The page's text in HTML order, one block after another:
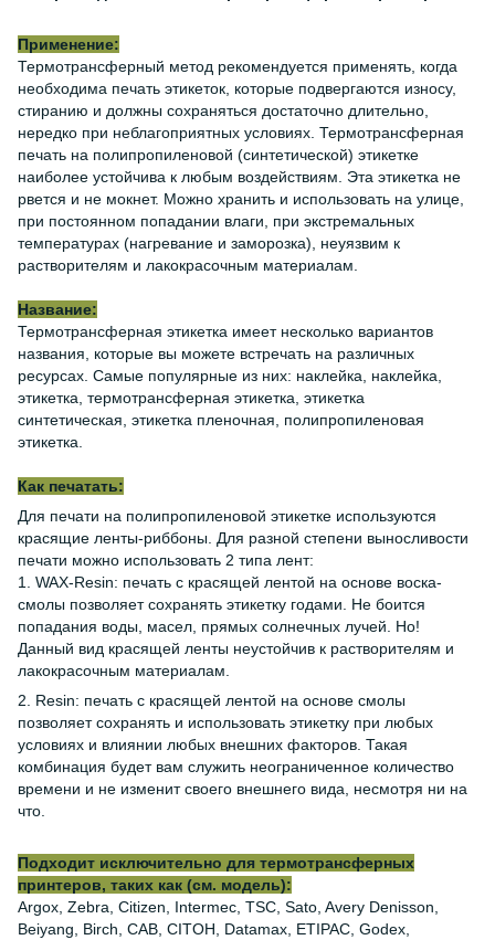
Применение:
Термотрансферный метод рекомендуется применять, когда
необходима печать этикеток, которые подвергаются износу,
стиранию и должны сохраняться достаточно длительно,
нередко при неблагоприятных условиях. Термотрансферная
печать на полипропиленовой (синтетической) этикетке
наиболее устойчива к любым воздействиям. Эта этикетка не
рвется и не мокнет. Можно хранить и использовать на улице,
при постоянном попадании влаги, при экстремальных
температурах (нагревание и заморозка), неуязвим к
растворителям и лакокрасочным материалам.
Название:
Термотрансферная этикетка имеет несколько вариантов
названия, которые вы можете встречать на различных
ресурсах. Самые популярные из них: наклейка, наклейка,
этикетка, термотрансферная этикетка, этикетка
синтетическая, этикетка пленочная, полипропиленовая
этикетка.
Как печатать:
Для печати на полипропиленовой этикетке используются
красящие ленты-риббоны. Для разной степени выносливости
печати можно использовать 2 типа лент:
1. WAX-Resin: печать с красящей лентой на основе воска-
смолы позволяет сохранять этикетку годами. Не боится
попадания воды, масел, прямых солнечных лучей. Но!
Данный вид красящей ленты неустойчив к растворителям и
лакокрасочным материалам.
2. Resin: печать с красящей лентой на основе смолы
позволяет сохранять и использовать этикетку при любых
условиях и влиянии любых внешних факторов. Такая
комбинация будет вам служить неограниченное количество
времени и не изменит своего внешнего вида, несмотря ни на
что.
Подходит исключительно для термотрансферных
принтеров, таких как (см. модель):
Argox, Zebra, Citizen, Intermec, TSC, Sato, Avery Denisson,
Beiyang, Birch, CAB, CITOH, Datamax, ETIPAC, Godex,